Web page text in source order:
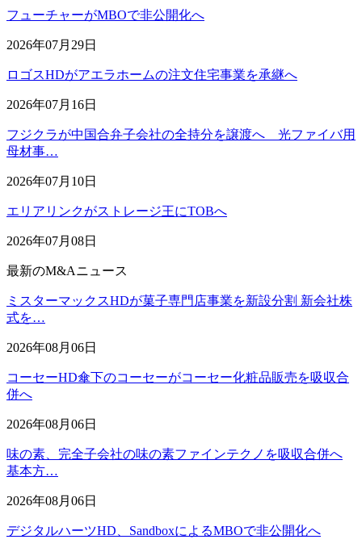
フューチャーがMBOで非公開化へ
2026年07月29日
ロゴスHDがアエラホームの注文住宅事業を承継へ
2026年07月16日
フジクラが中国合弁子会社の全持分を譲渡へ 光ファイバ用
母材事…
2026年07月10日
エリアリンクがストレージ王にTOBへ
2026年07月08日
最新のM&Aニュース
ミスターマックスHDが菓子専門店事業を新設分割 新会社株
式を…
2026年08月06日
コーセーHD傘下のコーセーがコーセー化粧品販売を吸収合
併へ
2026年08月06日
味の素、完全子会社の味の素ファインテクノを吸収合併へ
基本方…
2026年08月06日
デジタルハーツHD、SandboxによるMBOで非公開化へ